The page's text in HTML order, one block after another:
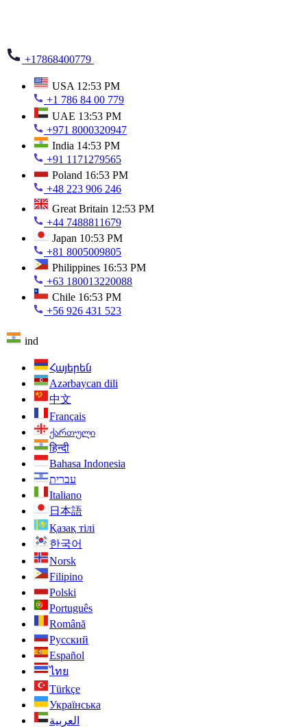
+17868400779
USA 12:53 PM
+1 786 84 00 779
UAE 13:53 PM
+971 8000320947
India 14:53 PM
+91 1171279565
Poland 16:53 PM
+48 223 906 246
Great Britain 12:53 PM
+44 7488811679
Japan 10:53 PM
+81 8005009805
Philippines 16:53 PM
+63 180013220088
Chile 16:53 PM
+56 926 431 523
ind
Հայերեն
Azərbaycan dili
中文
Français
ქართული
हिन्दी
Bahasa Indonesia
עברית
Italiano
日本語
Қазақ тілі
한국어
Norsk
Filipino
Polski
Português
Română
Русский
Español
ไทย
Türkçe
Українська
العربية